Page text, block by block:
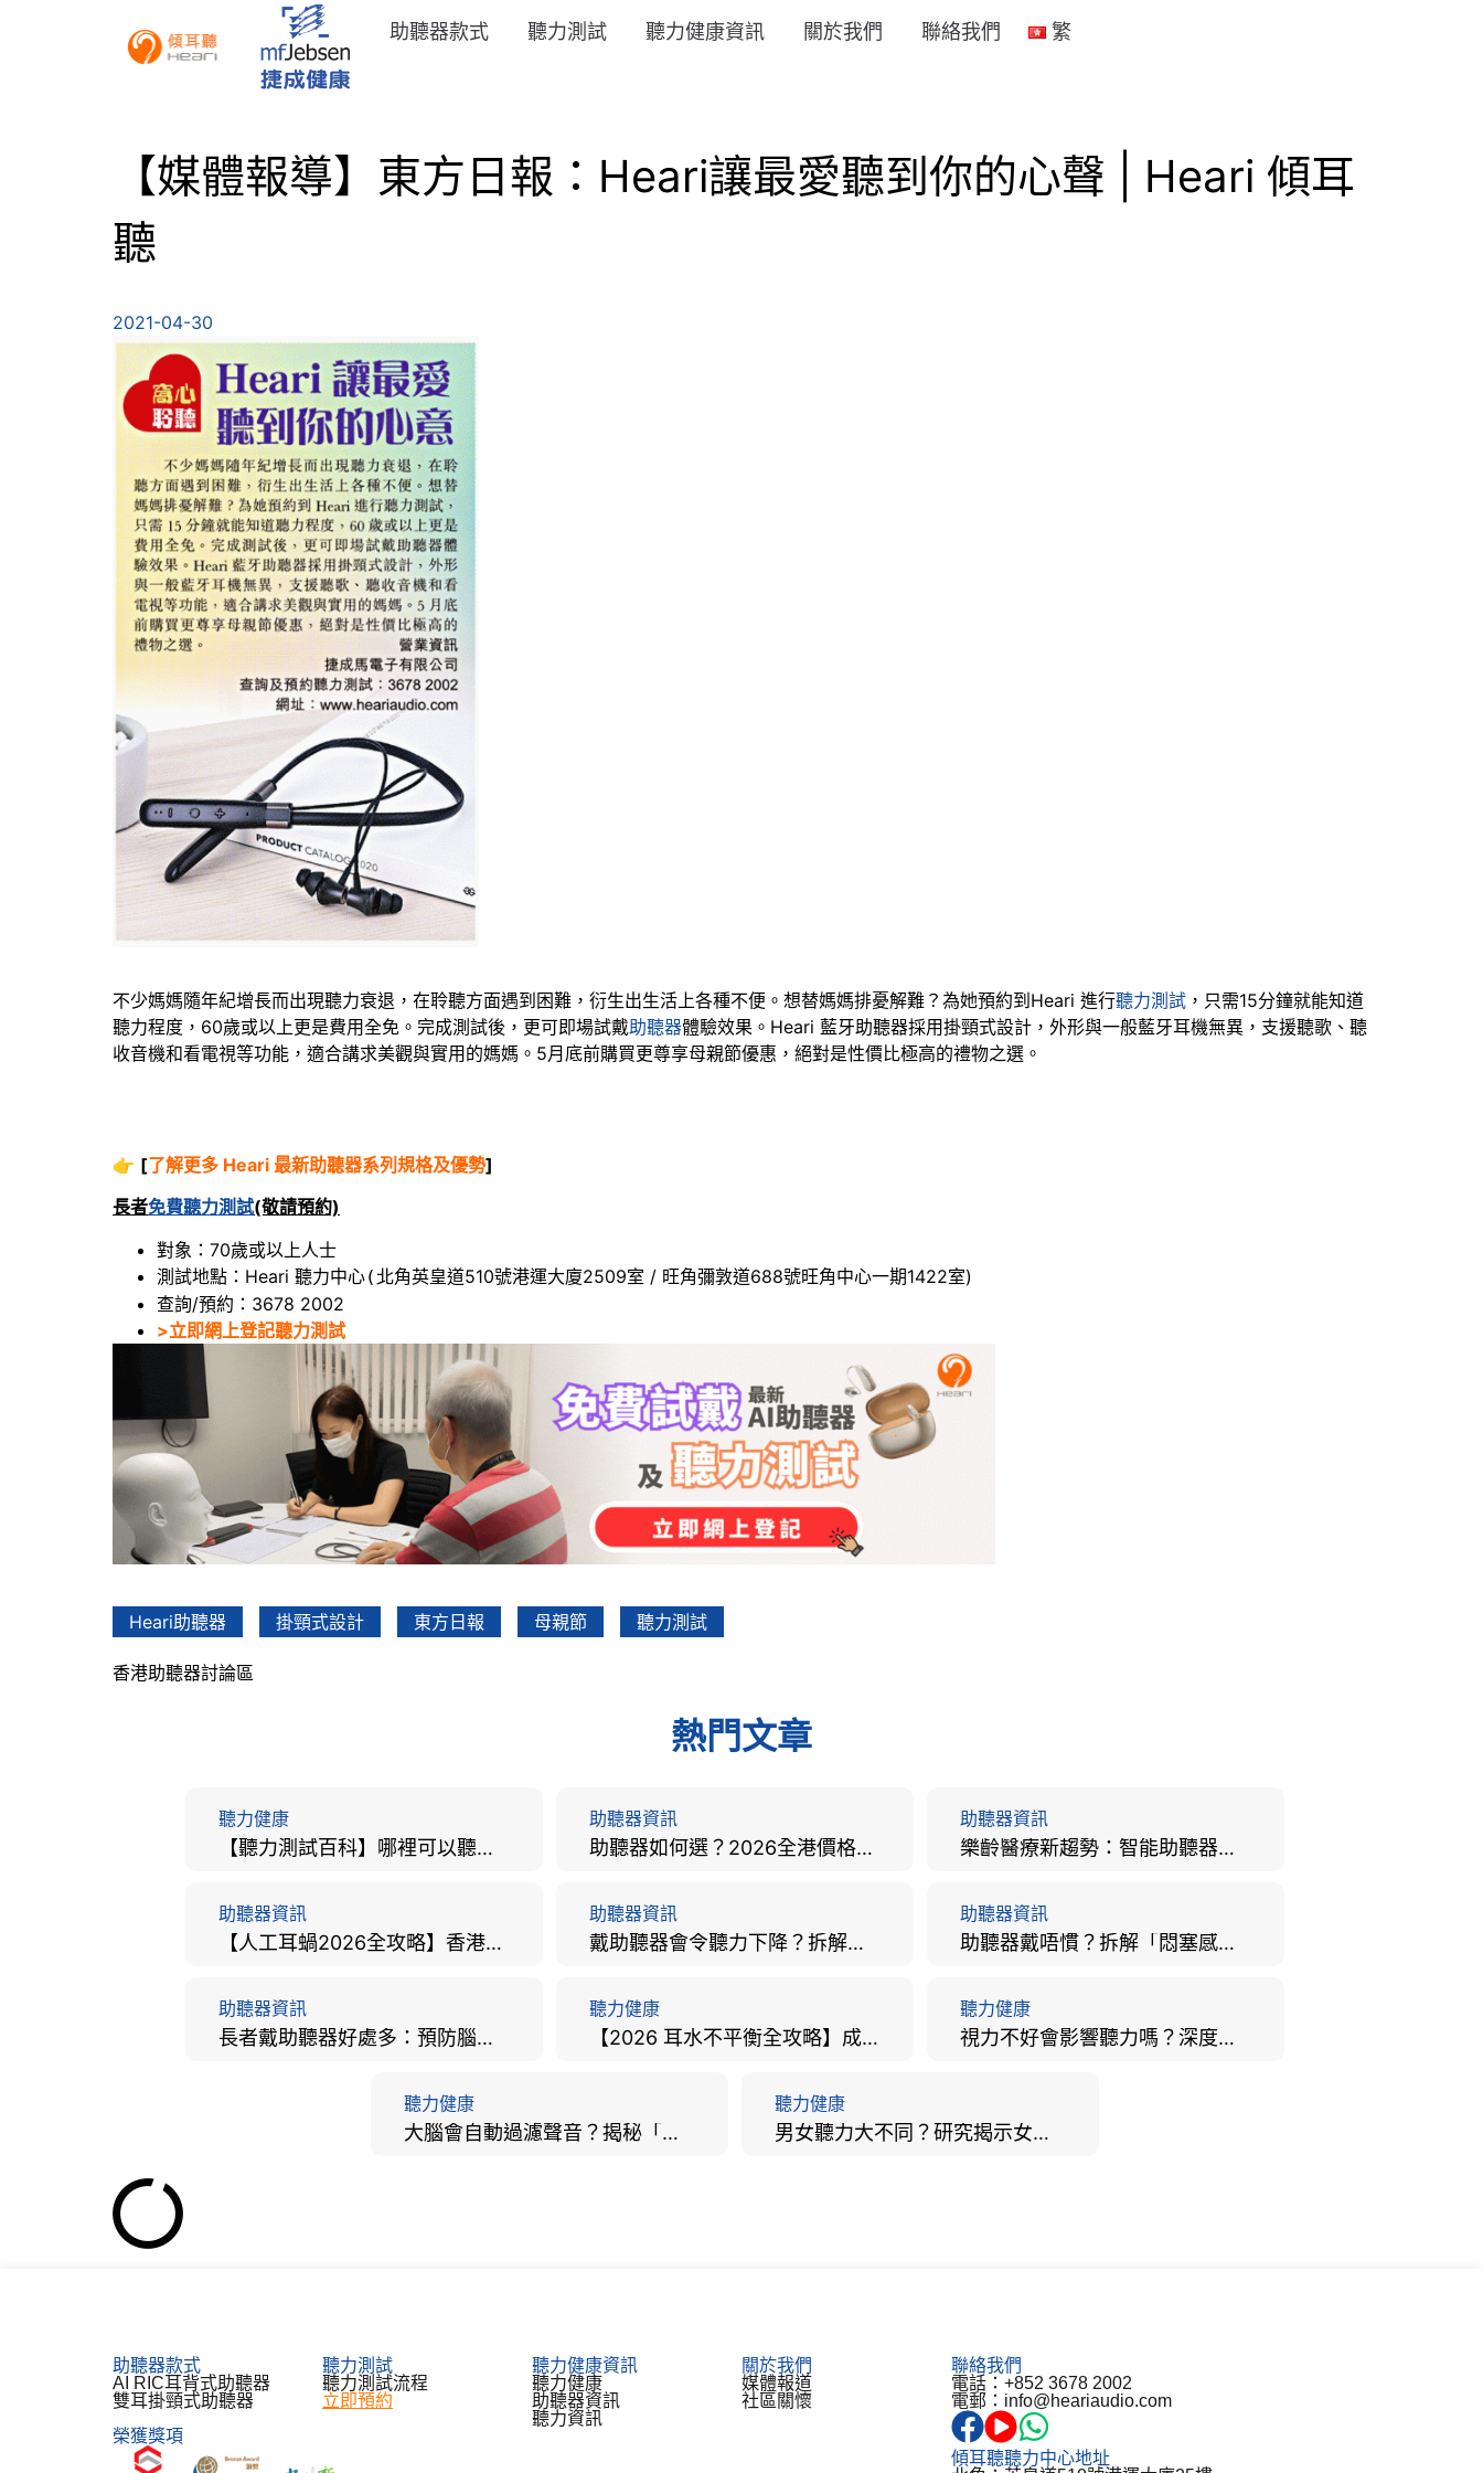
助聽器款式 聽力測試 聽力健康資訊 關於我們 聯絡我們 繁
【媒體報導】東方日報：Heari讓最愛聽到你的心聲 | Heari 傾耳
聽
2021-04-30
不少媽媽隨年紀增長而出現聽力衰退，在聆聽方面遇到困難，衍生出生活上各種不便。想替媽媽排憂解難？為她預約到Heari 進行聽力測試 ，只需15分鐘就能知道
聽力程度，60歲或以上更是費用全免。完成測試後，更可即場試戴助聽器體驗效果。Heari 藍牙助聽器採用掛頸式設計，外形與一般藍牙耳機無異，支援聽歌、聽
收音機和看電視等功能，適合講求美觀與實用的媽媽。5月底前購買更尊享母親節優惠，絕對是性價比極高的禮物之選。
👉 [了解更多 Heari 最新助聽器系列規格及優勢]
長者免費聽力測試(敬請預約)
對象：70歲或以上人士
測試地點：Heari 聽力中心( 北角英皇道510號港運大廈2509室 / 旺角彌敦道688號旺角中心一期1422室)
查詢/預約：3678 2002
>立即網上登記聽力測試
Heari助聽器 掛頸式設計 東方日報 母親節 聽力測試
香港助聽器討論區
熱門文章
聽力健康
【聽力測試百科】哪裡可以聽力檢查？費用、標準、流程、在家聽力檢測與iPhone測試全攻略
助聽器資訊
助聽器如何選？2026全港價格比較、款式分析及老人選購全攻略
助聽器資訊
樂齡醫療新趨勢：智能助聽器結合 AI 眼底相機，如何全方位守護長者健康？
助聽器資訊
【人工耳蝸2026全攻略】香港手術費用、原理與副作用評估！
助聽器資訊
戴助聽器會令聽力下降？拆解越戴越聾迷思與聽覺剝奪真相
助聽器資訊
助聽器戴唔慣？拆解「悶塞感」成因、堵耳效應與 4 週適應期全攻略
助聽器資訊
長者戴助聽器好處多：預防腦退化、9大誤區破解及家屬陪伴全手冊
聽力健康
【2026 耳水不平衡全攻略】成因、病徵、治療及改善方法
聽力健康
視力不好會影響聽力嗎？深度拆解大腦「眼耳並用」的科學秘密
聽力健康
大腦會自動過濾聲音？揭秘「聽覺注意」機制與聽力健康的深層關係
聽力健康
男女聽力大不同？研究揭示女性聽覺更靈敏！為何男性更易聽力損失？
助聽器款式
AI RIC耳背式助聽器
雙耳掛頸式助聽器
聽力測試​
聽力測試流程
立即預約
聽力健康資訊
聽力健康
助聽器資訊​
聽力資訊
關於我們
媒體報道
社區關懷
榮獲獎項
한국어
聯絡我們
電話：+852 3678 2002
電郵：info@heariaudio.com
傾耳聽聽力中心地址